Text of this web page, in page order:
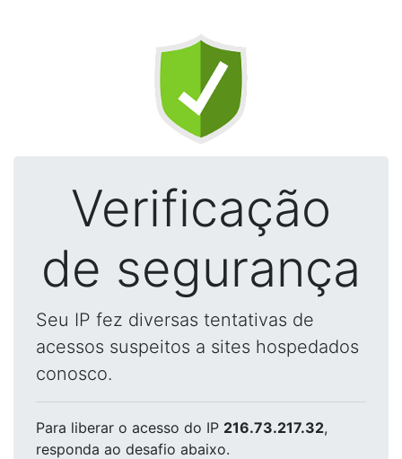
Verificação
de segurança
Seu IP fez diversas tentativas de
acessos suspeitos a sites hospedados
conosco.
Para liberar o acesso do IP 216.73.217.32,
responda ao desafio abaixo.